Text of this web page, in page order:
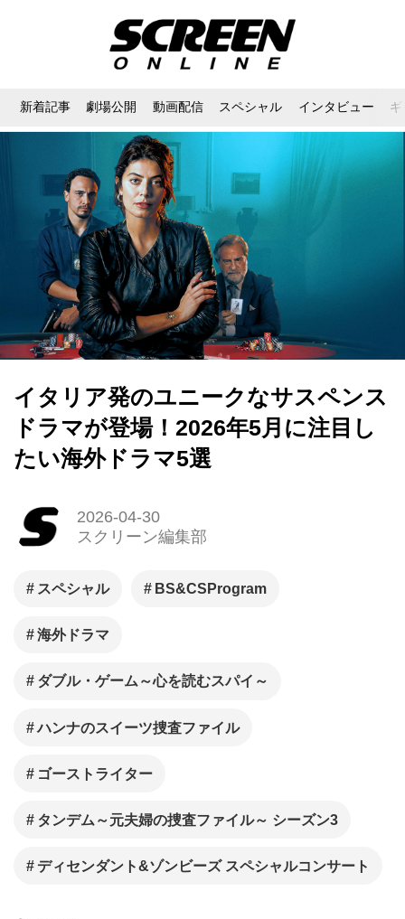
新着記事 劇場公開 動画配信 スペシャル インタビュー
イタリア発のユニークなサスペンス
ドラマが登場！2026年5月に注目し
たい海外ドラマ5選
2026-04-30
スクリーン編集部
スペシャル BS&CSProgram
海外ドラマ
ダブル・ゲーム～心を読むスパイ～
ハンナのスイーツ捜査ファイル
ゴーストライター
タンデム～元夫婦の捜査ファイル～ シーズン3
ディセンダント&ゾンビーズ スペシャルコンサート